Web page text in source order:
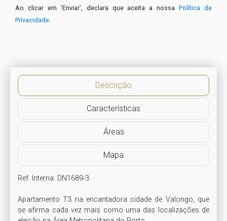
Ao clicar em 'Enviar', declara que aceita a nossaPolítica de
Privacidade.
Descrição
Características
Áreas
Mapa
Ref. Interna: DN1689-3
Apartamento T3 na encantadora cidade de Valongo, que
se afirma cada vez mais como uma das localizações de